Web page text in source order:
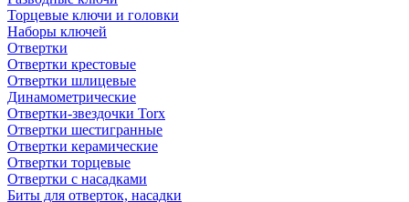
Торцевые ключи и головки
Наборы ключей
Отвертки
Отвертки крестовые
Отвертки шлицевые
Динамометрические
Отвертки-звездочки Torx
Отвертки шестигранные
Отвертки керамические
Отвертки торцевые
Отвертки с насадками
Биты для отверток, насадки